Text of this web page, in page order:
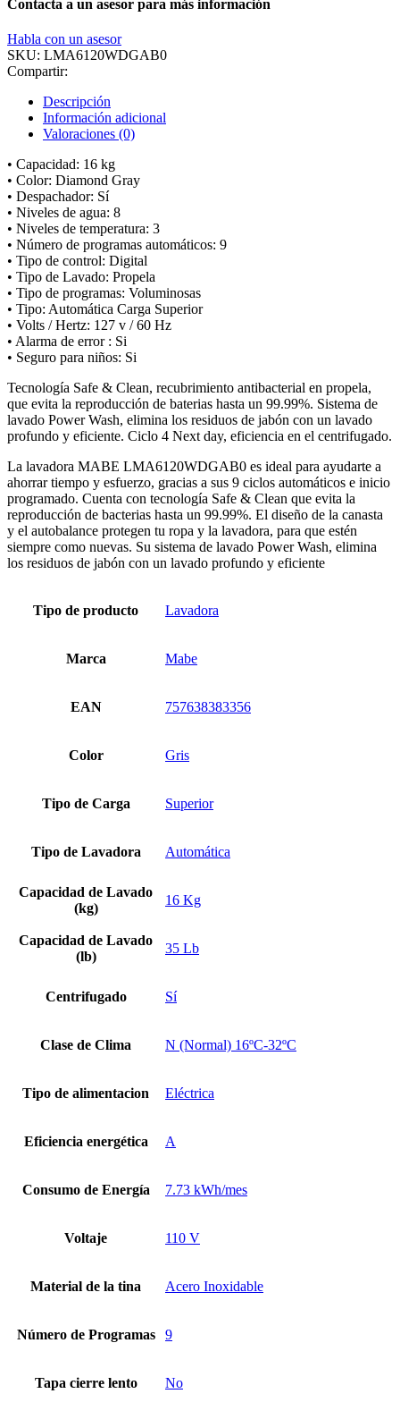
Contacta a un asesor para más información
Habla con un asesor
SKU: LMA6120WDGAB0
Compartir:
Descripción
Información adicional
Valoraciones (0)
• Capacidad: 16 kg
• Color: Diamond Gray
• Despachador: Sí
• Niveles de agua: 8
• Niveles de temperatura: 3
• Número de programas automáticos: 9
• Tipo de control: Digital
• Tipo de Lavado: Propela
• Tipo de programas: Voluminosas
• Tipo: Automática Carga Superior
• Volts / Hertz: 127 v / 60 Hz
• Alarma de error : Si
• Seguro para niños: Si
Tecnología Safe & Clean, recubrimiento antibacterial en propela,
que evita la reproducción de baterias hasta un 99.99%. Sistema de
lavado Power Wash, elimina los residuos de jabón con un lavado
profundo y eficiente. Ciclo 4 Next day, eficiencia en el centrifugado.
La lavadora MABE LMA6120WDGAB0 es ideal para ayudarte a
ahorrar tiempo y esfuerzo, gracias a sus 9 ciclos automáticos e inicio
programado. Cuenta con tecnología Safe & Clean que evita la
reproducción de bacterias hasta un 99.99%. El diseño de la canasta
y el autobalance protegen tu ropa y la lavadora, para que estén
siempre como nuevas. Su sistema de lavado Power Wash, elimina
los residuos de jabón con un lavado profundo y eficiente
Tipo de producto Lavadora
Marca Mabe
EAN 757638383356
Color Gris
Tipo de Carga Superior
Tipo de Lavadora Automática
Capacidad de Lavado
(kg)
16 Kg
Capacidad de Lavado
(lb)
35 Lb
Centrifugado Sí
Clase de Clima N (Normal) 16ºC-32ºC
Tipo de alimentacion Eléctrica
Eficiencia energética A
Consumo de Energía 7.73 kWh/mes
Voltaje 110 V
Material de la tina Acero Inoxidable
Número de Programas 9
Tapa cierre lento No